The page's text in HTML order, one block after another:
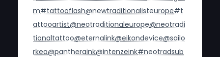
m#tattooflash@newtraditionalisteurope#t
attooartist@neotraditionaleurope@neotradi
tionaltattoo@eternalink@eikondevice@sailo
rkea@pantheraink@intenzeink#neotradsub